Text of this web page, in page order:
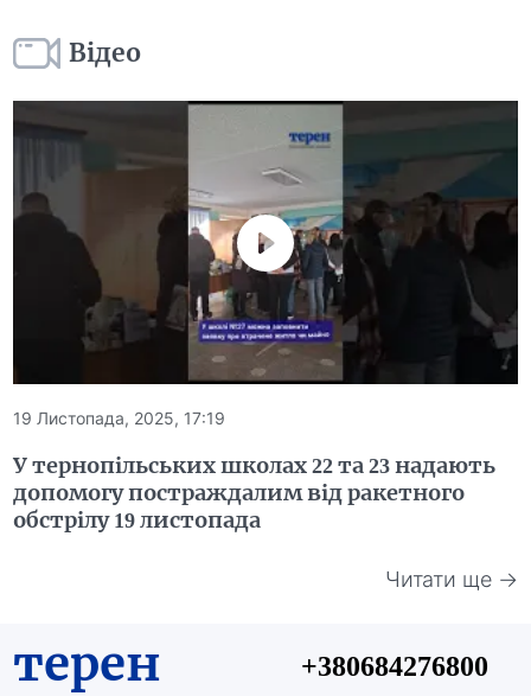
Відео
19 Листопада, 2025, 17:19
У тернопільських школах 22 та 23 надають
допомогу постраждалим від ракетного
обстрілу 19 листопада
Читати ще →
терен +380684276800